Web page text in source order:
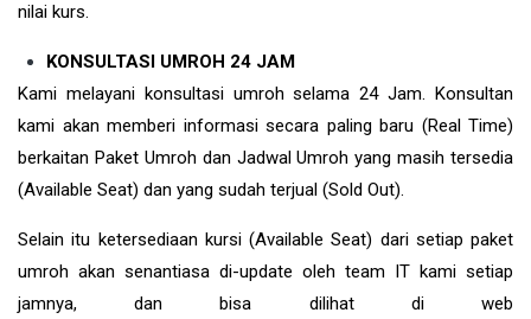
nilai kurs.
KONSULTASI UMROH 24 JAM
Kami melayani konsultasi umroh selama 24 Jam. Konsultan
kami akan memberi informasi secara paling baru (Real Time)
berkaitan Paket Umroh dan Jadwal Umroh yang masih tersedia
(Available Seat) dan yang sudah terjual (Sold Out).
Selain itu ketersediaan kursi (Available Seat) dari setiap paket
umroh akan senantiasa di-update oleh team IT kami setiap
jamnya, dan bisa dilihat di web